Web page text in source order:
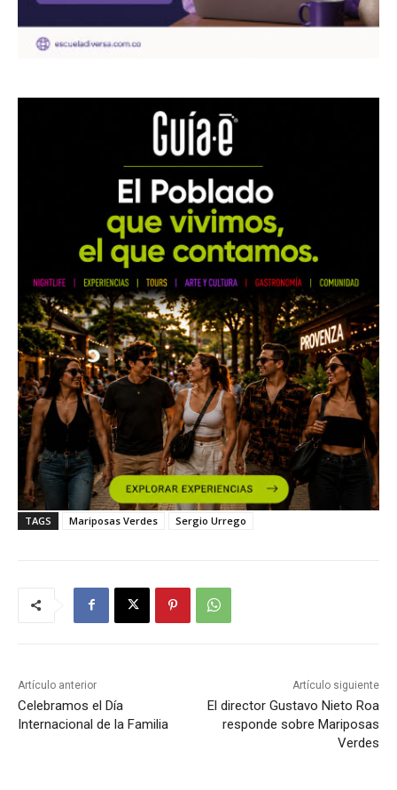
TAGS Mariposas Verdes Sergio Urrego
Artículo anterior
Celebramos el Día
Internacional de la Familia
Artículo siguiente
El director Gustavo Nieto Roa
responde sobre Mariposas
Verdes